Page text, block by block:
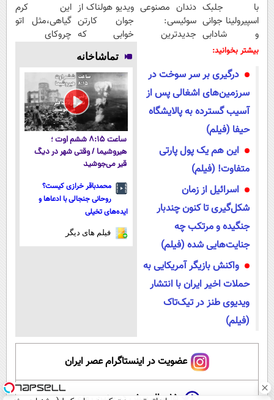
با جلبک
اسپیرولینا جوانی
و شادابی
پوستت
دندان مصنوعی
سوئیسی:
جدیدترین
پرداخت قسطی
ویدیو هولناک از
جوان کارتن
خوابی که
میلیاردر شد.
آموزش رایگان
این کرم
گیاهی،مثل اتو
چروکای
بیشتر بخوانید:
درگیری بر سر سوخت در
سرزمین‌های اشغالی پس از
آسیب گسترده به پالایشگاه
حیفا (فیلم)
این هم یک پول پارتی
متفاوت! (فیلم)
اسرائیل از زمان
شکل‌گیری تا کنون چندبار
جنگیده و مرتکب چه
جنایت‌هایی شده (فیلم)
واکنش بازیگر آمریکایی به
حملات اخیر ایران با انتشار
ویدیوی طنز در تیک‌تاک
(فیلم)
تماشاخانه
ساعت ۸:۱۵ ششم اوت ؛
هیروشیما / وقتی شهر در دیگ
قیر می‌جوشید
محمدباقر خرازی کیست؟
روحانی جنجالی با ادعاها و
ایده‌های تخیلی
فیلم های دیگر
عضویت در اینستاگرام عصر ایران